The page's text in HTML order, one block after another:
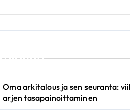
Valittu
Oma arkitalous ja sen seuranta:
arjen tasapainoittaminen